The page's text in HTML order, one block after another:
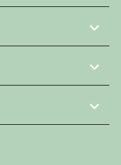


